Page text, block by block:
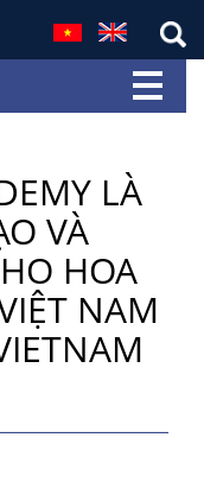
LÀ
VÀ
HOA
NAM